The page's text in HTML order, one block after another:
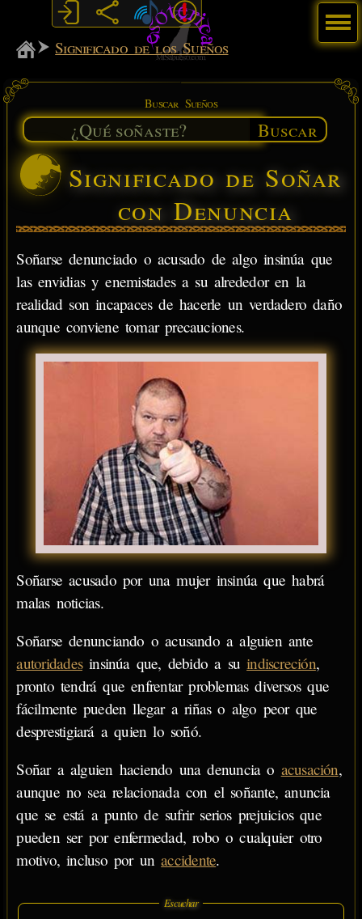
MiSabueso
Significado de los Sueños
Buscar Sueños
Buscar
Significado de Soñar
con Denuncia
Soñarse denunciado o acusado de algo insinúa que
las envidias y enemistades a su alrededor en la
realidad son incapaces de hacerle un verdadero daño
aunque conviene tomar precauciones.
Soñarse acusado por una mujer insinúa que habrá
malas noticias.
Soñarse denunciando o acusando a alguien ante
autoridadesinsinúa que, debido a suindiscreción,
pronto tendrá que enfrentar problemas diversos que
fácilmente pueden llegar a riñas o algo peor que
desprestigiará a quien lo soñó.
Soñar a alguien haciendo una denuncia o acusación,
aunque no sea relacionada con el soñante, anuncia
que se está a punto de sufrir serios prejuicios que
pueden ser por enfermedad, robo o cualquier otro
motivo, incluso por unaccidente.
Escuchar
Menú